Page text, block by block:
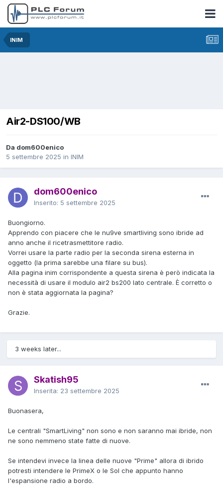
INIM
Air2-DS100/WB
Da dom600enico
5 settembre 2025 in INIM
dom600enico
Inserito: 5 settembre 2025
Buongiorno.
Apprendo con piacere che le nu9ve smartliving sono ibride ad
anno anche il ricetrasmettitore radio.
Vorrei usare la parte radio per la seconda sirena esterna in
oggetto (la prima sarebbe una filare su bus).
Alla pagina inim corrispondente a questa sirena è però indicata la
necessità di usare il modulo air2 bs200 lato centrale. È corretto o
non è stata aggiornata la pagina?
Grazie.
3 weeks later...
Skatish95
Inserita: 23 settembre 2025
Buonasera,
Le centrali "SmartLiving" non sono e non saranno mai ibride, non
ne sono nemmeno state fatte di nuove.
Se intendevi invece la linea delle nuove "Prime" allora di ibrido
potresti intendere le PrimeX o le Sol che appunto hanno
l'espansione radio a bordo.